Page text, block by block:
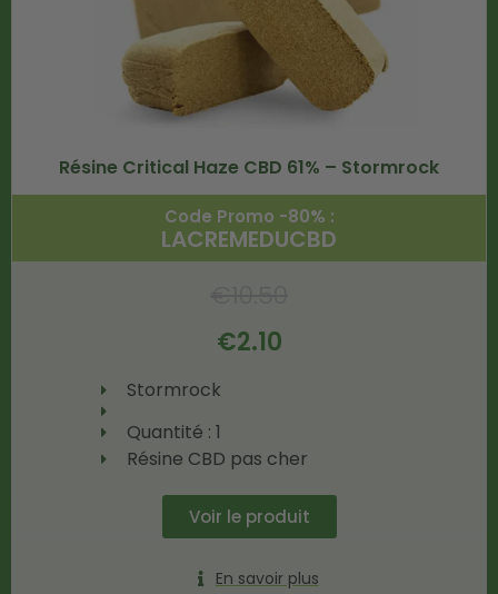
Résine Critical Haze CBD 61% – Stormrock
Code Promo -80% :
LACREMEDUCBD
€2.10
Stormrock
Quantité : 1
Résine CBD pas cher
Voir le produit
En savoir plus